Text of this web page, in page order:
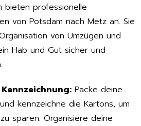
bieten professionelle
von Potsdam nach Metz an. Sie
von Umzügen und
Hab und Gut sicher und
Packe deine
kennzeichne die Kartons, um
sparen. Organisiere deine